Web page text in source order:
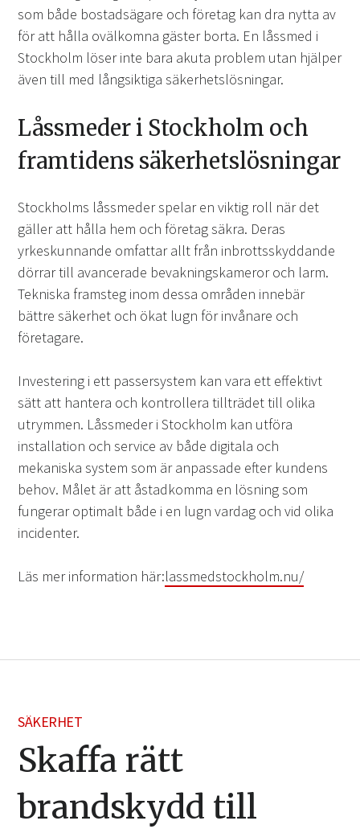
som både bostadsägare och företag kan dra nytta av
för att hålla ovälkomna gäster borta. En låssmed i
Stockholm löser inte bara akuta problem utan hjälper
även till med långsiktiga säkerhetslösningar.
Låssmeder i Stockholm och
framtidens säkerhetslösningar
Stockholms låssmeder spelar en viktig roll när det
gäller att hålla hem och företag säkra. Deras
yrkeskunnande omfattar allt från inbrottsskyddande
dörrar till avancerade bevakningskameror och larm.
Tekniska framsteg inom dessa områden innebär
bättre säkerhet och ökat lugn för invånare och
företagare.
Investering i ett passersystem kan vara ett effektivt
sätt att hantera och kontrollera tillträdet till olika
utrymmen. Låssmeder i Stockholm kan utföra
installation och service av både digitala och
mekaniska system som är anpassade efter kundens
behov. Målet är att åstadkomma en lösning som
fungerar optimalt både i en lugn vardag och vid olika
incidenter.
Läs mer information här:lassmedstockholm.nu/
SÄKERHET
Skaffa rätt
brandskydd till